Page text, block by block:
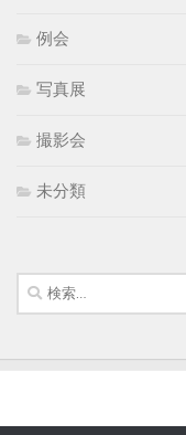
例会
写真展
撮影会
未分類
検
索: